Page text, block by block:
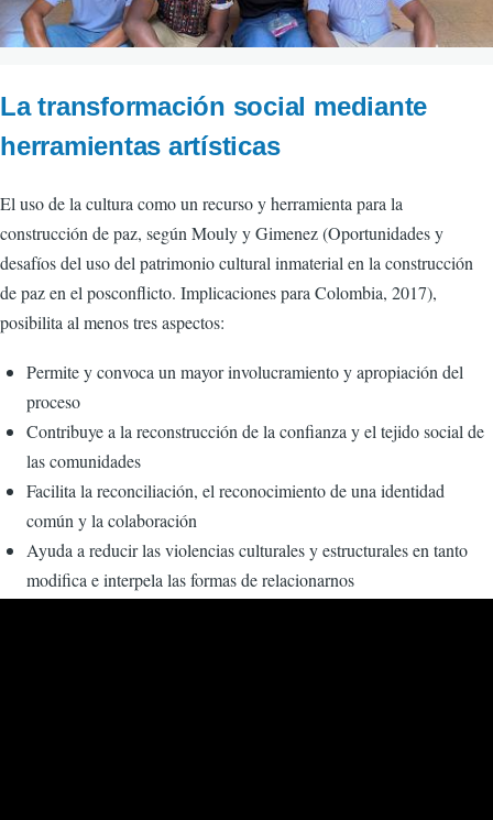
La transformación social mediante
herramientas artísticas
El uso de la cultura como un recurso y herramienta para la
construcción de paz, según Mouly y Gimenez (Oportunidades y
desafíos del uso del patrimonio cultural inmaterial en la construcción
de paz en el posconflicto. Implicaciones para Colombia, 2017),
posibilita al menos tres aspectos:
Permite y convoca un mayor involucramiento y apropiación del
proceso
Contribuye a la reconstrucción de la confianza y el tejido social de
las comunidades
Facilita la reconciliación, el reconocimiento de una identidad
común y la colaboración
Ayuda a reducir las violencias culturales y estructurales en tanto
modifica e interpela las formas de relacionarnos